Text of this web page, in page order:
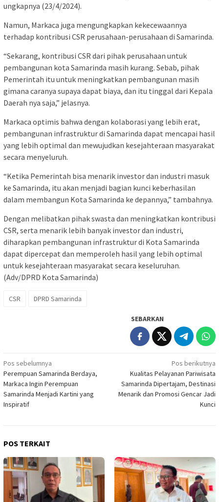
ungkapnya (23/4/2024).
Namun, Markaca juga mengungkapkan kekecewaannya
terhadap kontribusi CSR perusahaan-perusahaan di Samarinda.
“Sekarang, kontribusi CSR dari pihak perusahaan untuk
pembangunan kota Samarinda masih kurang. Sebab, pihak
Pemerintah itu untuk meningkatkan pembangunan masih
gimana caranya supaya dapat biaya, dan itu tinggal dari Kepala
Daerah nya saja,” jelasnya.
Markaca optimis bahwa dengan kolaborasi yang lebih erat,
pembangunan infrastruktur di Samarinda dapat mencapai hasil
yang lebih optimal dan mewujudkan kesejahteraan masyarakat
secara menyeluruh.
“Ketika Pemerintah bisa menarik investor dan industri masuk
ke Samarinda, itu akan menjadi bagian kunci keberhasilan
dalam membangun Kota Samarinda ke depannya,” tambahnya.
Dengan melibatkan pihak swasta dan meningkatkan kontribusi
CSR, serta menarik lebih banyak investor dan industri,
diharapkan pembangunan infrastruktur di Kota Samarinda
dapat dipercepat dan memperoleh hasil yang lebih optimal
untuk kesejahteraan masyarakat secara keseluruhan.
(Adv/DPRD Kota Samarinda)
CSR DPRD Samarinda
SEBARKAN
Navigasi
pos
Pos sebelumnya
Perempuan Samarinda Berdaya,
Markaca Ingin Perempuan
Samarinda Menjadi Kartini yang
Inspiratif
Pos berikutnya
Kualitas Pelayanan Pariwisata
Samarinda Dipertajam, Destinasi
Menarik dan Promosi Gencar Jadi
Kunci
POS TERKAIT